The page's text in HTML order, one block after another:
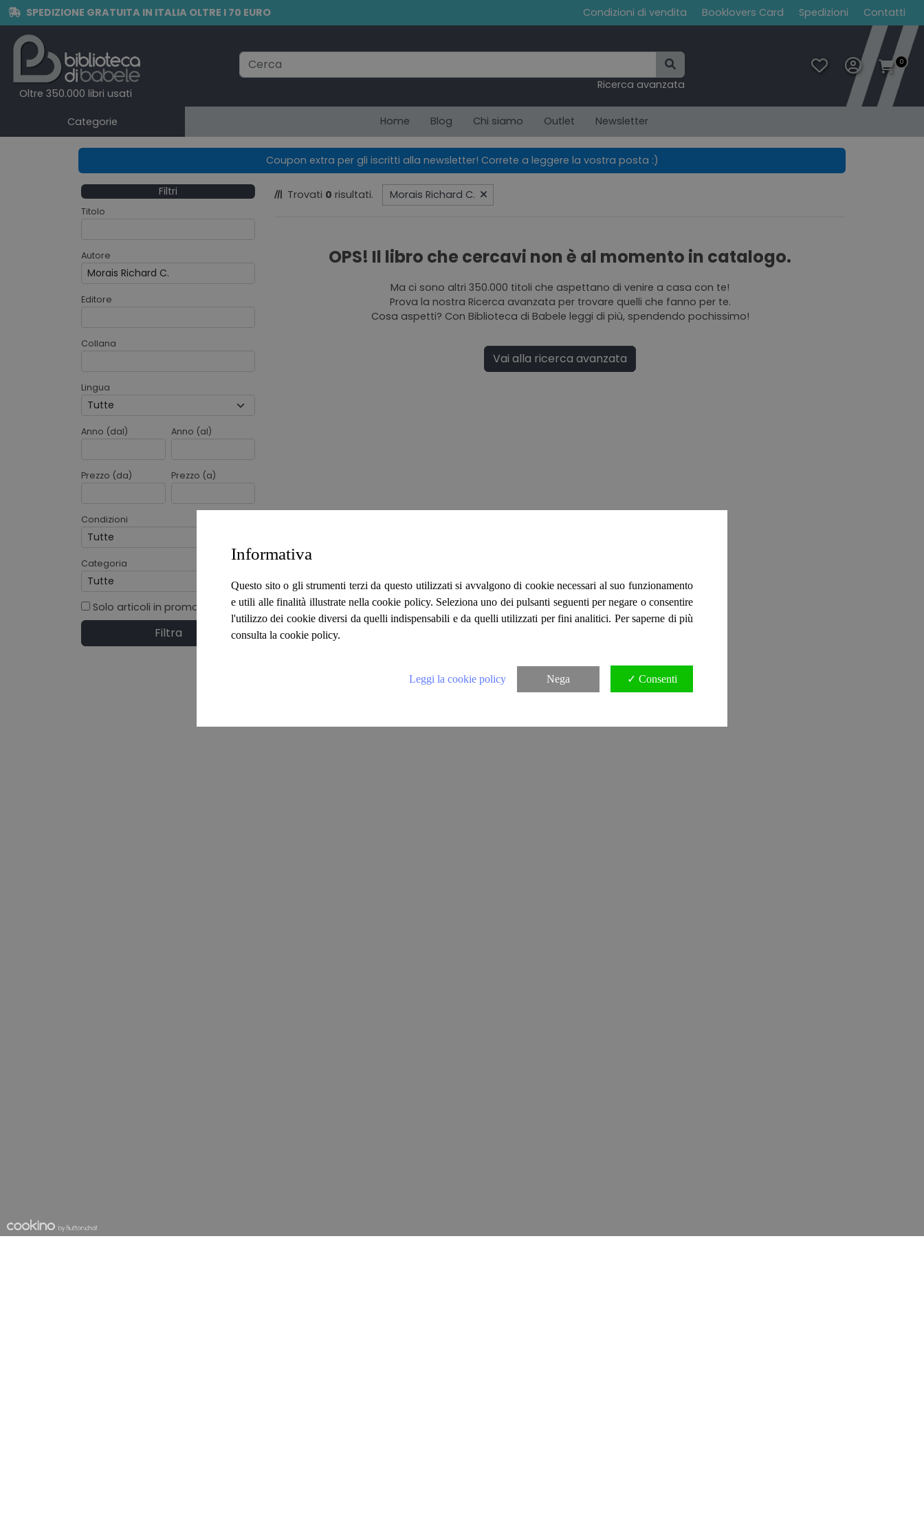
SPEDIZIONE GRATUITA IN ITALIA OLTRE I 70 EURO Condizioni di vendita Booklovers Card Spedizioni Contatti
Oltre 350.000 libri usati
Ricerca avanzata
0
Categorie Home Blog Chi siamo Outlet Newsletter
Coupon extra per gli iscritti alla newsletter! Correte a leggere la vostra posta :)
Filtri
Titolo
Autore
Editore
Collana
Lingua
Anno (dal) Anno (al)
Prezzo (da) Prezzo (a)
Condizioni
Categoria
Solo articoli in promo
Filtra
Trovati 0 risultati. Morais Richard C.
OPS! Il libro che cercavi non è al momento in catalogo.
Ma ci sono altri 350.000 titoli che aspettano di venire a casa con te!
Prova la nostra Ricerca avanzata per trovare quelli che fanno per te.
Cosa aspetti? Con Biblioteca di Babele leggi di più, spendendo pochissimo!
Vai alla ricerca avanzata
Informativa
Questo sito o gli strumenti terzi da questo utilizzati si avvalgono di cookie necessari al suo funzionamento
e utili alle finalità illustrate nella cookie policy. Seleziona uno dei pulsanti seguenti per negare o consentire
l'utilizzo dei cookie diversi da quelli indispensabili e da quelli utilizzati per fini analitici. Per saperne di più
consulta la cookie policy.
Leggi la cookie policy Nega ✓ Consenti